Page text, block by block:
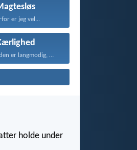
er jeg vel...
Kærligheden er langmodig, er...
holde under